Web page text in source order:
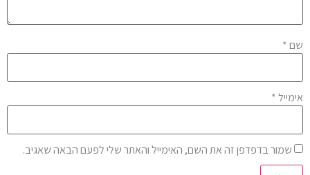
*
*
שמור בדפדפן זה את השם, האימייל והאתר שלי לפעם הבאה שאגיב.